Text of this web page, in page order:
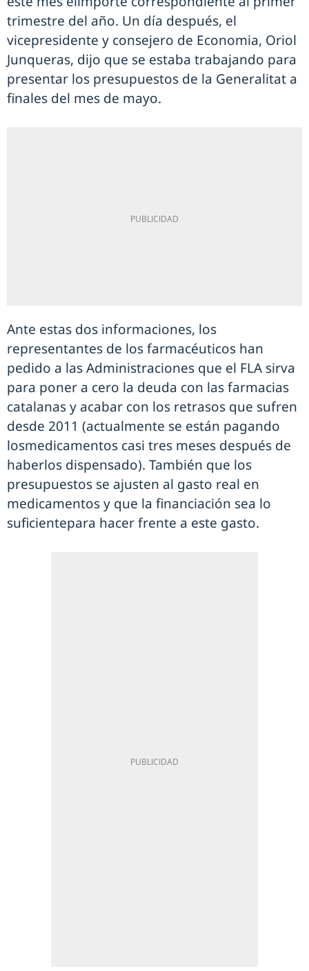
trimestre del año. Un día después, el
vicepresidente y consejero de Economia, Oriol
Junqueras, dijo que se estaba trabajando para
presentar los presupuestos de la Generalitat a
finales del mes de mayo.
Ante estas dos informaciones, los
representantes de los farmacéuticos han
pedido a las Administraciones que el FLA sirva
para poner a cero la deuda con las farmacias
catalanas y acabar con los retrasos que sufren
desde 2011 (actualmente se están pagando
losmedicamentos casi tres meses después de
haberlos dispensado). También que los
presupuestos se ajusten al gasto real en
medicamentos y que la financiación sea lo
suficientepara hacer frente a este gasto.